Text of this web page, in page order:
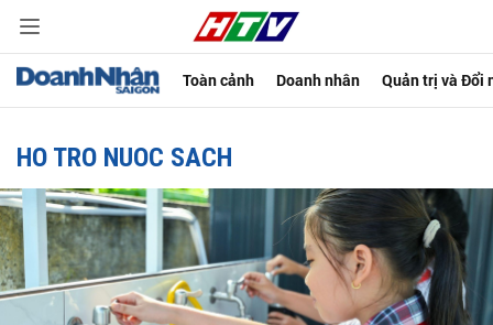
Toàn cảnh Doanh nhân Quản trị và Đổi
HO TRO NUOC SACH